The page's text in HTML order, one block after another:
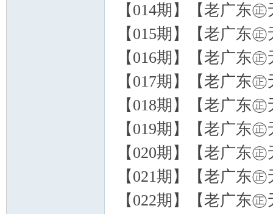
【014期】【老广东
【015期】【老广东
【016期】【老广东
【017期】【老广东
【018期】【老广东
【019期】【老广东
【020期】【老广东
【021期】【老广东
【022期】【老广东